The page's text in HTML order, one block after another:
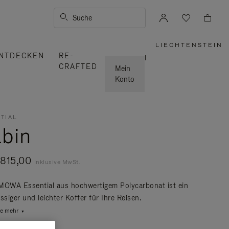
Suche
RE-
CRAFTED
Mein
Konto
LIECHTENSTEIN
|
Inklusive MwSt.
Essential aus hochwertigem Polycarbonat ist ein
und leichter Koffer für Ihre Reisen.
mehr